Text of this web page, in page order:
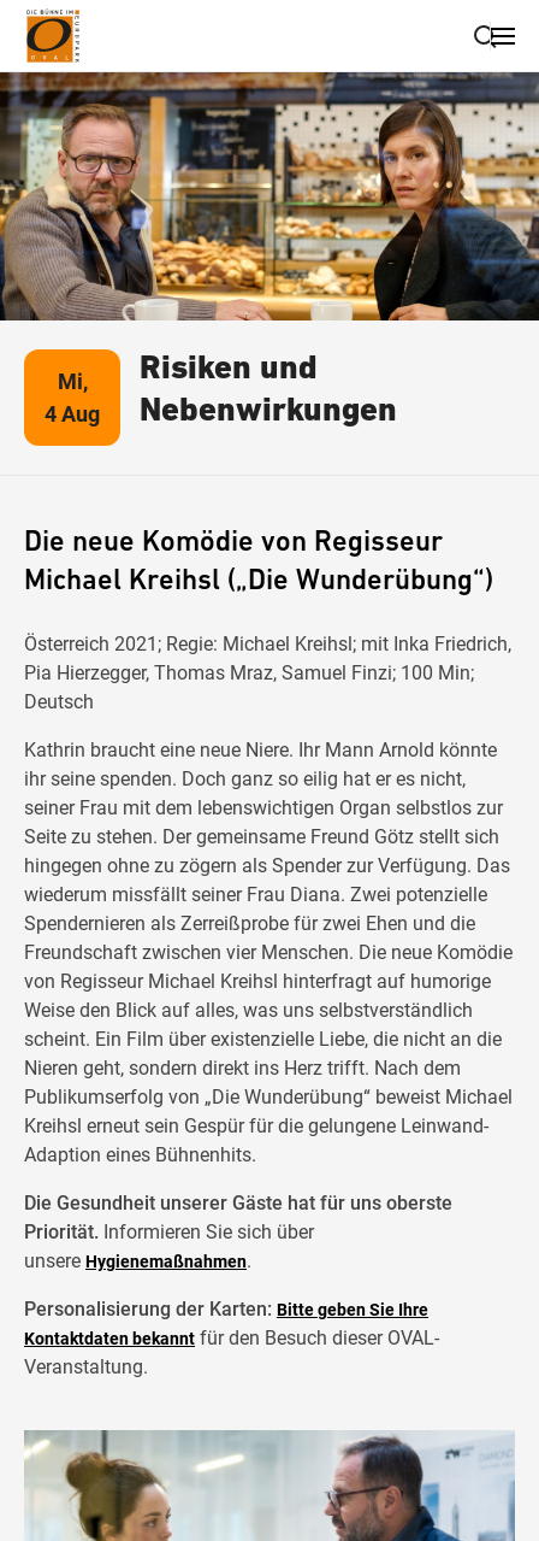
Suche schließen
Wegbeschreibung erhalten
Mi,
4 Aug
Risiken und
Nebenwirkungen
Die neue Komödie von Regisseur
Michael Kreihsl („Die Wunderübung“)
Österreich 2021; Regie: Michael Kreihsl; mit Inka Friedrich,
Pia Hierzegger, Thomas Mraz, Samuel Finzi; 100 Min;
Deutsch
Kathrin braucht eine neue Niere. Ihr Mann Arnold könnte
ihr seine spenden. Doch ganz so eilig hat er es nicht,
seiner Frau mit dem lebenswichtigen Organ selbstlos zur
Seite zu stehen. Der gemeinsame Freund Götz stellt sich
hingegen ohne zu zögern als Spender zur Verfügung. Das
wiederum missfällt seiner Frau Diana. Zwei potenzielle
Spendernieren als Zerreißprobe für zwei Ehen und die
Freundschaft zwischen vier Menschen. Die neue Komödie
von Regisseur Michael Kreihsl hinterfragt auf humorige
Weise den Blick auf alles, was uns selbstverständlich
scheint. Ein Film über existenzielle Liebe, die nicht an die
Nieren geht, sondern direkt ins Herz trifft. Nach dem
Publikumserfolg von „Die Wunderübung“ beweist Michael
Kreihsl erneut sein Gespür für die gelungene Leinwand-
Adaption eines Bühnenhits.
Die Gesundheit unserer Gäste hat für uns oberste
Priorität. Informieren Sie sich über
unsere Hygienemaßnahmen.
Personalisierung der Karten: Bitte geben Sie Ihre
Kontaktdaten bekannt für den Besuch dieser OVAL-
Veranstaltung.